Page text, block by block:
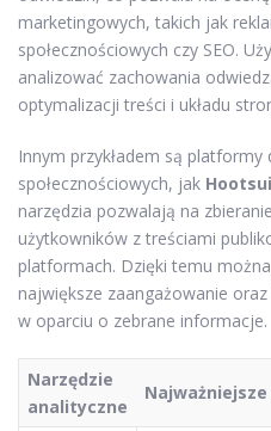
marketingowych, takich jak
społecznościowych czy SEO.
analizować zachowania
optymalizacji treści i układu
Innym przykładem są
społecznościowych, jak
narzędzia pozwalają na
użytkowników z treściami
platformach. Dzięki temu
największe zaangażowanie
w oparciu o zebrane informacje.
Narzędzie
analityczne